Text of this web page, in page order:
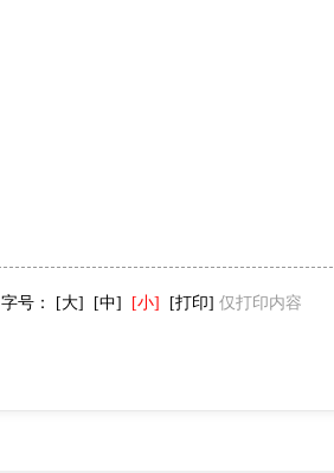
字号： [大] [中] [小] [打印] 仅打印内容